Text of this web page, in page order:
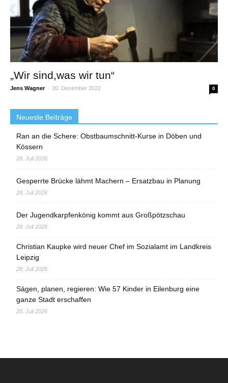
„Wir sind,was wir tun“
Jens Wagner - 20. Dezember 2022 0
Neueste Beiträge
Ran an die Schere: Obstbaumschnitt-Kurse in Döben und
Kössern
28. Juli 2026
Gesperrte Brücke lähmt Machern – Ersatzbau in Planung
28. Juli 2026
Der Jugendkarpfenkönig kommt aus Großpötzschau
28. Juli 2026
Christian Kaupke wird neuer Chef im Sozialamt im Landkreis
Leipzig
28. Juli 2026
Sägen, planen, regieren: Wie 57 Kinder in Eilenburg eine
ganze Stadt erschaffen
28. Juli 2026